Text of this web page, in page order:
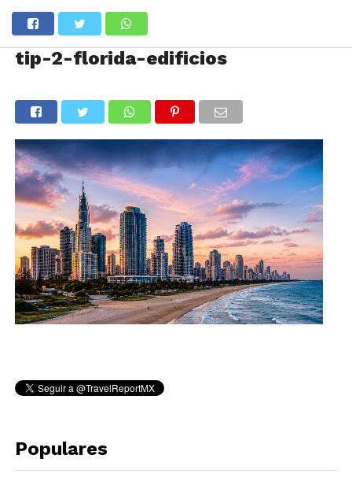
tip-2-florida-edificios
Populares